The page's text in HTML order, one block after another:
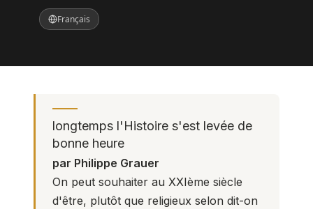
Français
longtemps l'Histoire s'est levée de
bonne heure
par Philippe Grauer
On peut souhaiter au XXIème siècle
d'être, plutôt que religieux selon dit-on